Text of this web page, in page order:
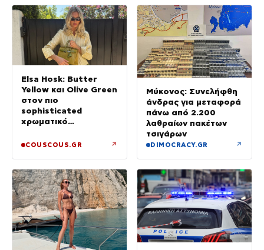
Elsa Hosk: Butter
Yellow και Olive Green
στον πιο
sophisticated
χρωματικό
match μοτίβα
COUSCOUS.GR ↗
Μύκονος: Συνελήφθη
άνδρας για μεταφορά
πάνω από 2.200
λαθραίων πακέτων
τσιγάρων
DIMOCRACY.GR ↗